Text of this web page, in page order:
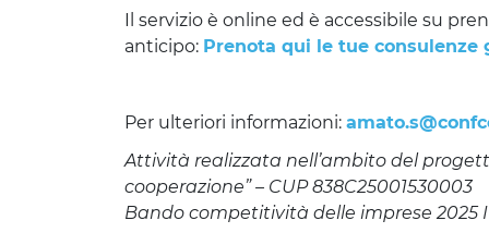
Il servizio è online ed è accessibile su
anticipo: Prenota qui le tue consulenze
Per ulteriori informazioni:
Attività realizzata nell’ambito del
cooperazione” – CUP 838C25001530003
Bando competitività delle imprese 2025 I